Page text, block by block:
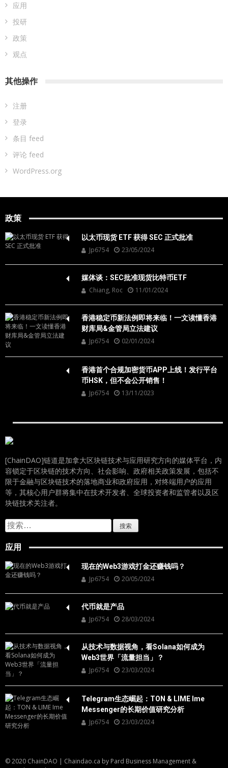
应用
投研
政策
观点
其他操作
注册
登录
条目 feed
评论 feed
WordPress.org
政策
以太币现货 ETF 获得 SEC 正式批准
Jp6754 23/05/2024
媒体谈：SEC批准现货比特币ETF
Chiang, Roc 11/01/2024
香港稳定币新法例即将来临！一文读懂香港
财库局&金管局立法建议
Jp6754 02/01/2024
香港首个合规加密货币APP上线！发行平台
币HSK，但不会公开销售！
Jp6754 13/11/2023
[ChainDAO]链道是加拿大区块链技术与应用研究方向的媒体平台，内
容锁定于区块链的技术方向、社会影响、政府相关政策发展，包括不
限于金融与区块链技术的落地商业和政府应用，对终端用户的应用
等，其核心用户群将集中在技术开发者、全球投资者和监管者以及区
块链技术关注者。
搜
索：
应用
现在的Web3游戏打金还赚钱吗？
Jp6754 20/05/2024
代币就是产品
Jp6754 28/03/2024
从技术与数据视角，看Solana如何成为
Web3世界「流量担当」？
Jp6754 23/03/2024
Telegram生态崛起：TON & LIME Ime
Messenger的长期价值研究分析
Jp6754 23/03/2024
© 2020 ChainDAO | Chaindao.ca by Pard Business Management &